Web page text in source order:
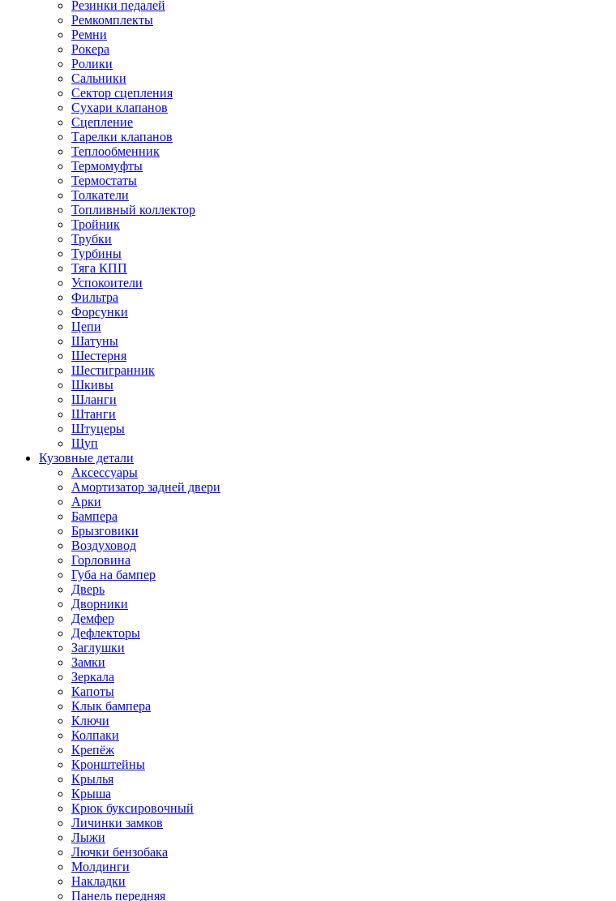
Резинки педалей
Ремкомплекты
Ремни
Рокера
Ролики
Сальники
Сектор сцепления
Сухари клапанов
Сцепление
Тарелки клапанов
Теплообменник
Термомуфты
Термостаты
Толкатели
Топливный коллектор
Тройник
Трубки
Турбины
Тяга КПП
Успокоители
Фильтра
Форсунки
Цепи
Шатуны
Шестерня
Шестигранник
Шкивы
Шланги
Штанги
Штуцеры
Щуп
Кузовные детали
Аксессуары
Амортизатор задней двери
Арки
Бампера
Брызговики
Воздуховод
Горловина
Губа на бампер
Дверь
Дворники
Демфер
Дефлекторы
Заглушки
Замки
Зеркала
Капоты
Клык бампера
Ключи
Колпаки
Крепёж
Кронштейны
Крылья
Крыша
Крюк буксировочный
Личинки замков
Лыжи
Лючки бензобака
Молдинги
Накладки
Панель передняя